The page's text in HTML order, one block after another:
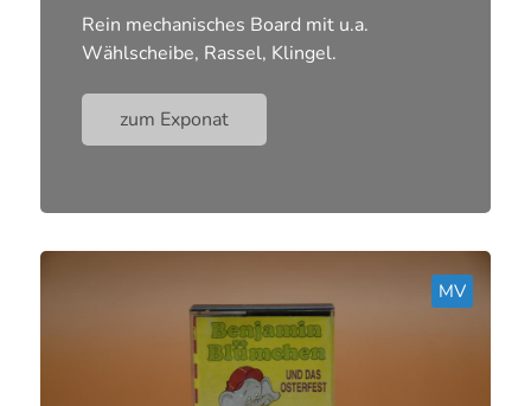
Rein mechanisches Board mit u.a.
Wählscheibe, Rassel, Klingel.
zum Exponat